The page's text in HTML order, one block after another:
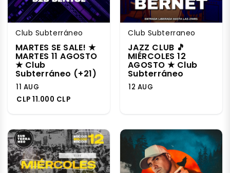
Club Subterráneo
MARTES SE SALE! ★
MARTES 11 AGOSTO
★ Club
Subterráneo (+21)
11 AUG
CLP 11.000 CLP
Club Subterraneo
JAZZ CLUB 🎵
MIÉRCOLES 12
AGOSTO ★ Club
Subterráneo
12 AUG